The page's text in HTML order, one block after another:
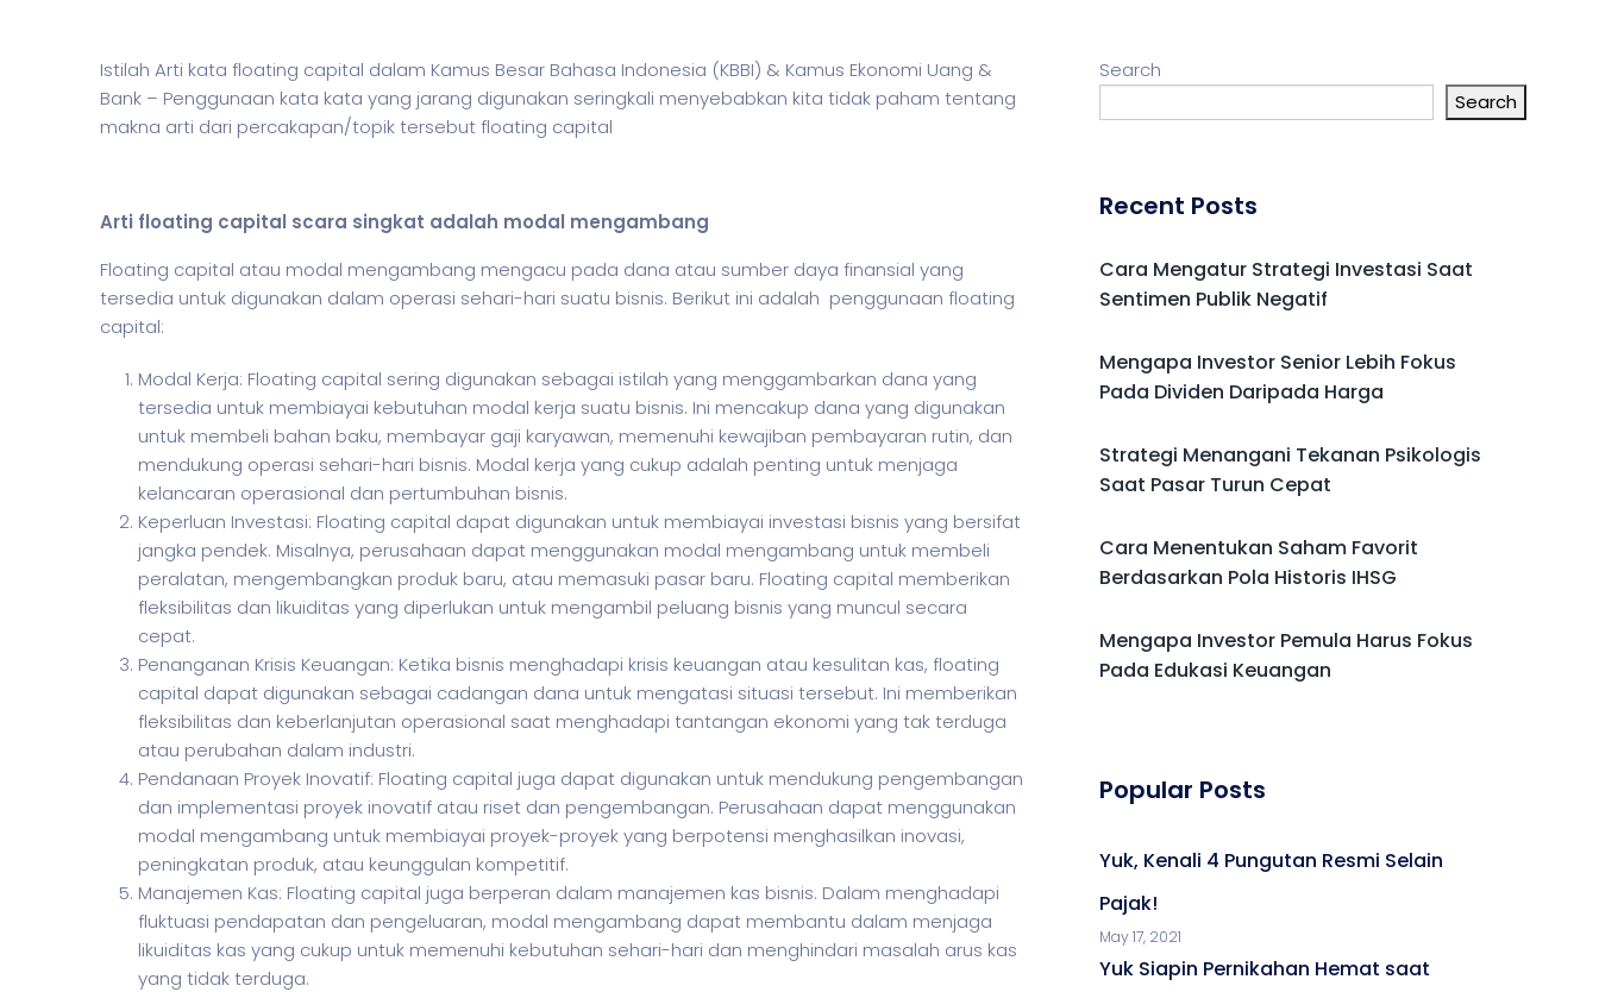
Istilah Arti kata floating capital dalam Kamus Besar Bahasa Indonesia (KBBI) & Kamus Ekonomi Uang &
Bank – Penggunaan kata kata yang jarang digunakan seringkali menyebabkan kita tidak paham tentang
makna arti dari percakapan/topik tersebut floating capital
Arti floating capital scara singkat adalah modal mengambang
Floating capital atau modal mengambang mengacu pada dana atau sumber daya finansial yang
tersedia untuk digunakan dalam operasi sehari-hari suatu bisnis. Berikut ini adalah penggunaan floating
capital:
Modal Kerja: Floating capital sering digunakan sebagai istilah yang menggambarkan dana yang
tersedia untuk membiayai kebutuhan modal kerja suatu bisnis. Ini mencakup dana yang digunakan
untuk membeli bahan baku, membayar gaji karyawan, memenuhi kewajiban pembayaran rutin, dan
mendukung operasi sehari-hari bisnis. Modal kerja yang cukup adalah penting untuk menjaga
kelancaran operasional dan pertumbuhan bisnis.
Keperluan Investasi: Floating capital dapat digunakan untuk membiayai investasi bisnis yang bersifat
jangka pendek. Misalnya, perusahaan dapat menggunakan modal mengambang untuk membeli
peralatan, mengembangkan produk baru, atau memasuki pasar baru. Floating capital memberikan
fleksibilitas dan likuiditas yang diperlukan untuk mengambil peluang bisnis yang muncul secara
cepat.
Penanganan Krisis Keuangan: Ketika bisnis menghadapi krisis keuangan atau kesulitan kas, floating
capital dapat digunakan sebagai cadangan dana untuk mengatasi situasi tersebut. Ini memberikan
fleksibilitas dan keberlanjutan operasional saat menghadapi tantangan ekonomi yang tak terduga
atau perubahan dalam industri.
Pendanaan Proyek Inovatif: Floating capital juga dapat digunakan untuk mendukung pengembangan
dan implementasi proyek inovatif atau riset dan pengembangan. Perusahaan dapat menggunakan
modal mengambang untuk membiayai proyek-proyek yang berpotensi menghasilkan inovasi,
peningkatan produk, atau keunggulan kompetitif.
Manajemen Kas: Floating capital juga berperan dalam manajemen kas bisnis. Dalam menghadapi
fluktuasi pendapatan dan pengeluaran, modal mengambang dapat membantu dalam menjaga
likuiditas kas yang cukup untuk memenuhi kebutuhan sehari-hari dan menghindari masalah arus kas
yang tidak terduga.
Search
Search
Recent Posts
Cara Mengatur Strategi Investasi Saat
Sentimen Publik Negatif
Mengapa Investor Senior Lebih Fokus
Pada Dividen Daripada Harga
Strategi Menangani Tekanan Psikologis
Saat Pasar Turun Cepat
Cara Menentukan Saham Favorit
Berdasarkan Pola Historis IHSG
Mengapa Investor Pemula Harus Fokus
Pada Edukasi Keuangan
Popular Posts
Yuk, Kenali 4 Pungutan Resmi Selain
Pajak!
May 17, 2021
Yuk Siapin Pernikahan Hemat saat